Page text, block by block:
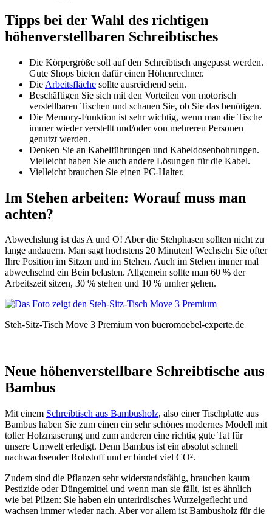
Tipps bei der Wahl des richtigen
höhenverstellbaren Schreibtisches
Die Körpergröße soll auf den Schreibtisch angepasst werden.
Gute Shops bieten dafür einen Höhenrechner.
Die Arbeitsfläche sollte ausreichend sein.
Beschäftigen Sie sich mit den Vorteilen von motorisch
verstellbaren Tischen und schauen Sie, ob Sie das benötigen.
Die Memory-Funktion ist sehr wichtig, wenn man die Tische
immer wieder verstellt und/oder von mehreren Personen
genutzt werden.
Denken Sie an Kabelführungen und Kabeldosenbohrungen.
Vielleicht haben Sie auch andere Lösungen für die Kabel.
Vielleicht brauchen Sie einen PC-Halter.
Im Stehen arbeiten: Worauf muss man
achten?
Abwechslung ist das A und O! Aber die Stehphasen sollten nicht zu
lange andauern. Man sagt höchstens 20 Minuten! Wechseln Sie öfter
Ihre Position im Sitzen und im Stehen. Auch im Stehen immer mal
abwechselnd ein Bein belasten. Allgemein sollte man 60 % der
Arbeitszeit sitzen, 30 % stehen und 10 % umher gehen.
Steh-Sitz-Tisch Move 3 Premium von bueromoebel-experte.de
Neue höhenverstellbare Schreibtische aus
Bambus
Mit einem Schreibtisch aus Bambusholz, also einer Tischplatte aus
Bambus haben Sie zum einen ein sehr schönes modernes Modell mit
toller Holzmaserung und zum anderen eine richtig gute Tat für
unsere Umwelt erledigt. Denn Bambus ist ein absolut schnell
nachwachsender Rohstoff und er bindet viel CO².
Zudem sind die Pflanzen sehr widerstandsfähig, brauchen kaum
Pestizide oder Düngemittel und wenn man sie fällt, ist es ähnlich
wie bei Pilzen: Sie haben ein unterirdisches Wurzelgeflecht und
wachsen immer wieder nach. Aber vor allem ist Bambusholz für die